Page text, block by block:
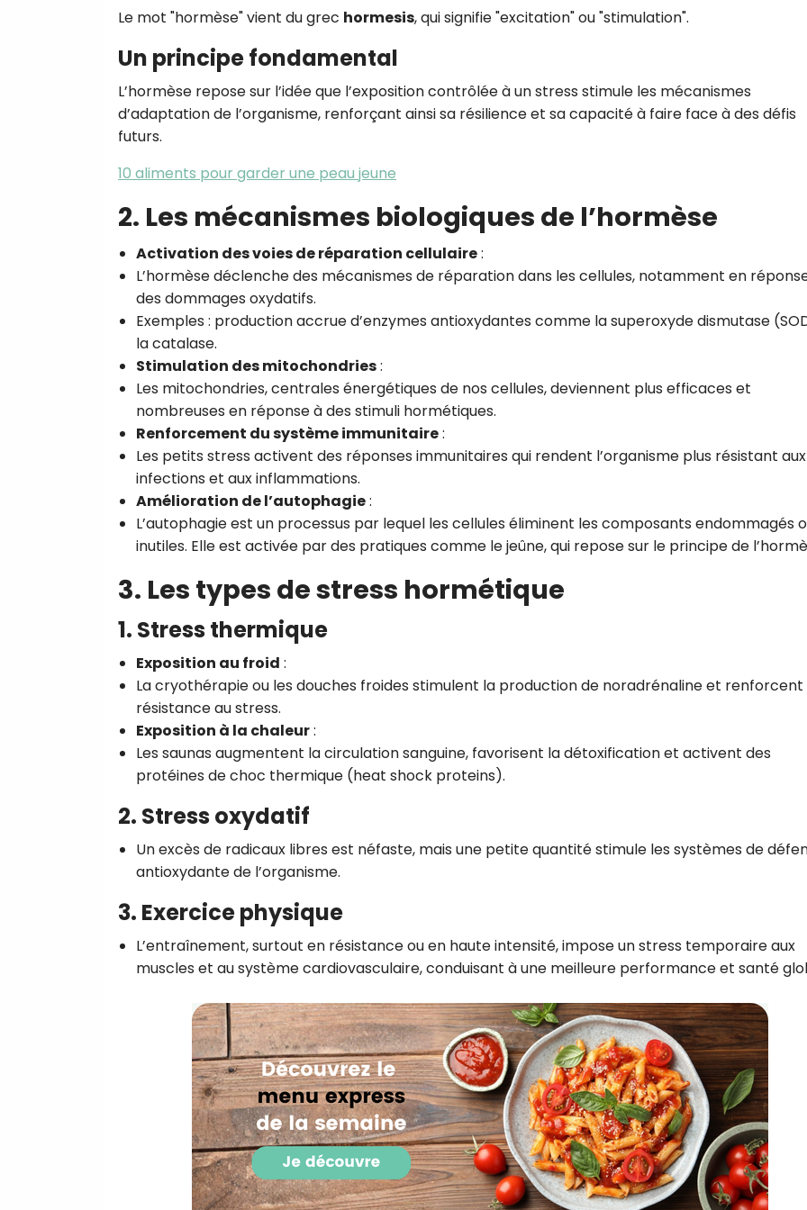
Le mot "hormèse" vient du grec hormesis, qui signifie "excitation" ou "stimulation".
Un principe fondamental
L’hormèse repose sur l’idée que l’exposition contrôlée à un stress stimule les mécanismes
d’adaptation de l’organisme, renforçant ainsi sa résilience et sa capacité à faire face à des défis
futurs.
10 aliments pour garder une peau jeune
2. Les mécanismes biologiques de l’hormèse
Activation des voies de réparation cellulaire:
L’hormèse déclenche des mécanismes de réparation dans les cellules, notamment en
des dommages oxydatifs.
Exemples : production accrue d’enzymes antioxydantes comme la superoxyde dismutase
la catalase.
Stimulation des mitochondries:
Les mitochondries, centrales énergétiques de nos cellules, deviennent plus efficaces et
nombreuses en réponse à des stimuli hormétiques.
Renforcement du système immunitaire:
Les petits stress activent des réponses immunitaires qui rendent l’organisme plus résistant aux
infections et aux inflammations.
Amélioration de l’autophagie:
L’autophagie est un processus par lequel les cellules éliminent les composants endommagés
inutiles. Elle est activée par des pratiques comme le jeûne, qui repose sur le principe de
3. Les types de stress hormétique
1. Stress thermique
Exposition au froid :
La cryothérapie ou les douches froides stimulent la production de noradrénaline et renforcent
résistance au stress.
Exposition à la chaleur:
Les saunas augmentent la circulation sanguine, favorisent la détoxification et activent des
protéines de choc thermique (heat shock proteins).
2. Stress oxydatif
Un excès de radicaux libres est néfaste, mais une petite quantité stimule les systèmes de
antioxydante de l’organisme.
3. Exercice physique
L’entraînement, surtout en résistance ou en haute intensité, impose un stress temporaire aux
muscles et au système cardiovasculaire, conduisant à une meilleure performance et santé